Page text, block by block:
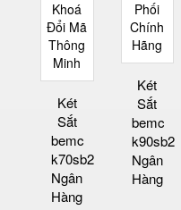
Két
Sắt
bemc
k70sb2
Ngân
Hàng
Két
Sắt
bemc
k90sb2
Ngân
Hàng